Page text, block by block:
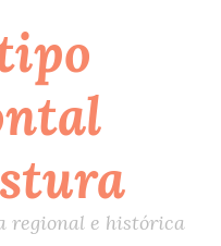
regional e histórica